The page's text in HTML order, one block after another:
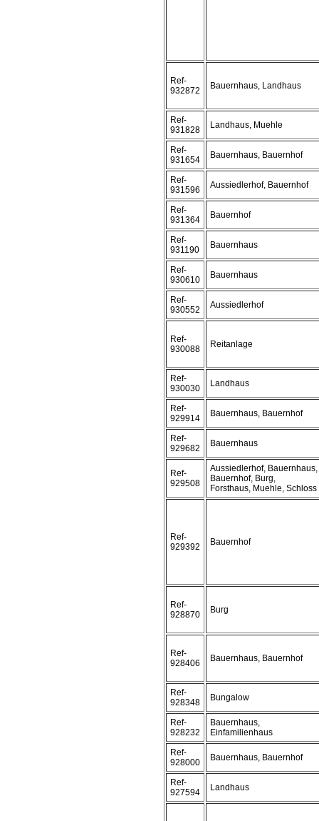
Ref-
932872
Bauernhaus, Landhaus
Ref-
931828
Landhaus, Muehle
Ref-
931654
Bauernhaus, Bauernhof
Ref-
931596
Aussiedlerhof, Bauernhof
Ref-
931364
Bauernhof
Ref-
931190
Bauernhaus
Ref-
930610
Bauernhaus
Ref-
930552
Aussiedlerhof
Ref-
930088
Reitanlage
Ref-
930030
Landhaus
Ref-
929914
Bauernhaus, Bauernhof
Ref-
929682
Bauernhaus
Ref-
929508
Aussiedlerhof, Bauernhaus,
Bauernhof, Burg,
Forsthaus, Muehle, Schloss
Ref-
929392
Bauernhof
Ref-
928870
Burg
Ref-
928406
Bauernhaus, Bauernhof
Ref-
928348
Bungalow
Ref-
928232
Bauernhaus,
Einfamilienhaus
Ref-
928000
Bauernhaus, Bauernhof
Ref-
927594
Landhaus